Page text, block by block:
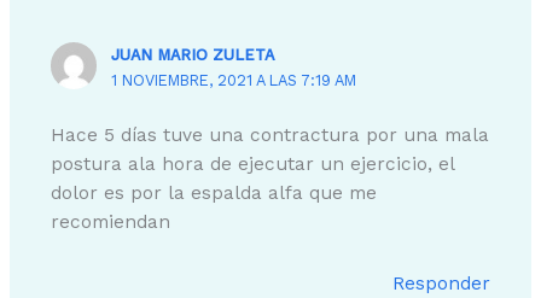
JUAN MARIO ZULETA
1 NOVIEMBRE, 2021 A LAS 7:19 AM
Hace 5 días tuve una contractura por una mala
postura ala hora de ejecutar un ejercicio, el
dolor es por la espalda alfa que me
recomiendan
Responder